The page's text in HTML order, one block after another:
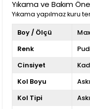
Yıkama ve Bakım
Yıkama yapılmaz kuru
Boy / Ölçü
Renk
Cinsiyet
Kol Boyu
Kol Tipi